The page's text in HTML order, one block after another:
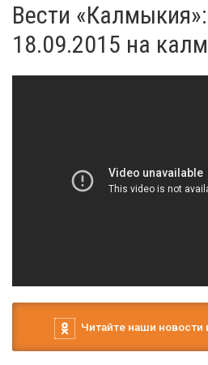
Вести
18.09.2015 на
Читайте наши новости